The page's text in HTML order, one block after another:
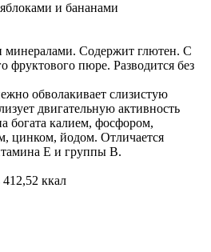
и бананами
Содержит глютен. С
фруктового пюре. Разводится без
обволакивает слизистую
двигательную активность
богата калием, фосфором,
цинком, йодом. Отличается
Е и группы В.
412,52 ккал